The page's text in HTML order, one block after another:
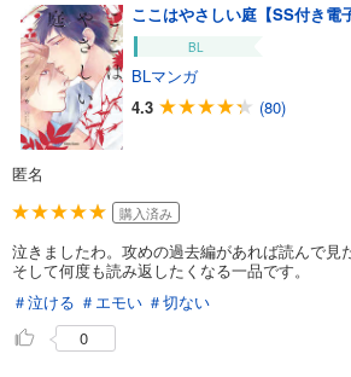
ここはやさしい庭【SS付き電
BL
BLマンガ
4.3
(80)
匿名
購入済み
泣きましたわ。攻めの過去編があれば読んで見
そして何度も読み返したくなる一品です。
＃泣ける ＃エモい ＃切ない
0